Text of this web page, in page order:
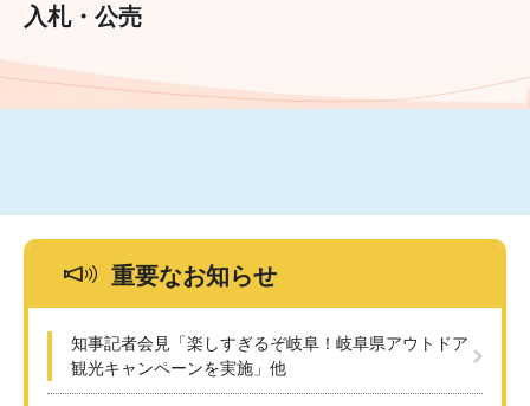
文
入札・公売
重要なお知らせ
知事記者会見「楽しすぎるぞ岐阜！岐阜県アウトドア
観光キャンペーンを実施」他